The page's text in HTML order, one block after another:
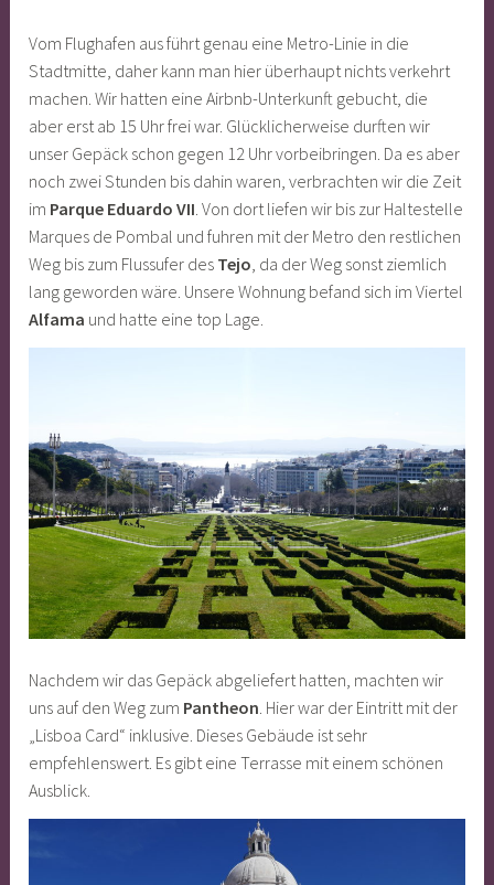
Vom Flughafen aus führt genau eine Metro-Linie in die
Stadtmitte, daher kann man hier überhaupt nichts verkehrt
machen. Wir hatten eine Airbnb-Unterkunft gebucht, die
aber erst ab 15 Uhr frei war. Glücklicherweise durften wir
unser Gepäck schon gegen 12 Uhr vorbeibringen. Da es aber
noch zwei Stunden bis dahin waren, verbrachten wir die Zeit
im Parque Eduardo VII . Von dort liefen wir bis zur Haltestelle
Marques de Pombal und fuhren mit der Metro den restlichen
Weg bis zum Flussufer des Tejo , da der Weg sonst ziemlich
lang geworden wäre. Unsere Wohnung befand sich im Viertel
Alfama und hatte eine top Lage.
Nachdem wir das Gepäck abgeliefert hatten, machten wir
uns auf den Weg zum Pantheon. Hier war der Eintritt mit der
„Lisboa Card“ inklusive. Dieses Gebäude ist sehr
empfehlenswert. Es gibt eine Terrasse mit einem schönen
Ausblick.